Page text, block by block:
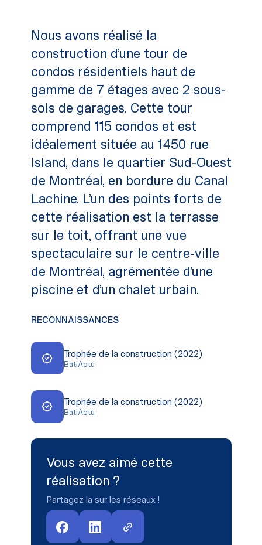
Nous avons réalisé la
construction d’une tour de
condos résidentiels haut de
gamme de 7 étages avec 2 sous-
sols de garages. Cette tour
comprend 115 condos et est
idéalement située au 1450 rue
Island, dans le quartier Sud-Ouest
de Montréal, en bordure du Canal
Lachine. L’un des points forts de
cette réalisation est la terrasse
sur le toit, offrant une vue
spectaculaire sur le centre-ville
de Montréal, agrémentée d’une
piscine et d’un chalet urbain.
RECONNAISSANCES
Trophée de la construction (2022)
BatiActu
Trophée de la construction (2022)
BatiActu
Vous avez aimé cette
réalisation ?
Partagez la sur les réseaux !